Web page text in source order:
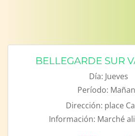
BELLEGARDE SUR
Día: Jueves
Período:
Dirección: place
Información: Marché